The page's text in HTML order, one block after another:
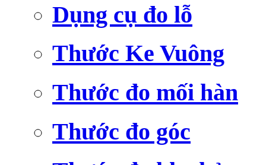
Dụng cụ đo lỗ
Thước Ke Vuông
Thước đo mối hàn
Thước đo góc